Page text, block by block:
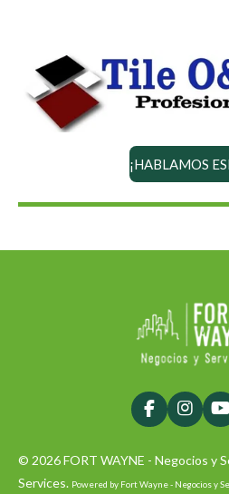
¡HABLAMOS
F
a
e
b
I
n
t
a
Y
o
T
u
© 2026 FORT WAYNE - Negocios y
Services. Powered by Fort Wayne - Negocios y